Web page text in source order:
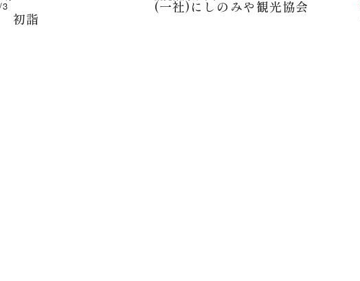
3
初詣
(一社)にしのみや観光協会